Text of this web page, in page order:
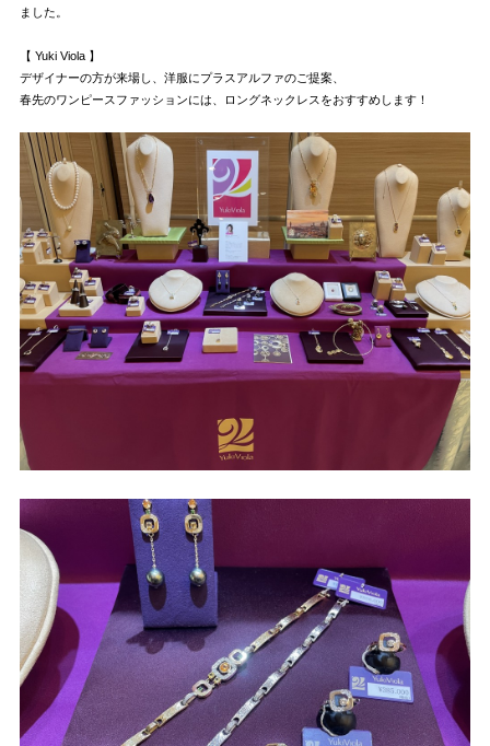
ました。
【 Yuki Viola 】
デザイナーの方が来場し、洋服にプラスアルファのご提案、
春先のワンピースファッションには、ロングネックレスをおすすめします！